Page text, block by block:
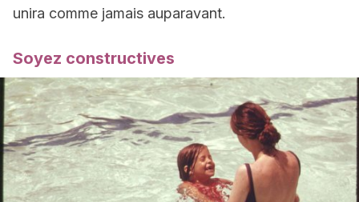
unira comme jamais auparavant.
Soyez constructives